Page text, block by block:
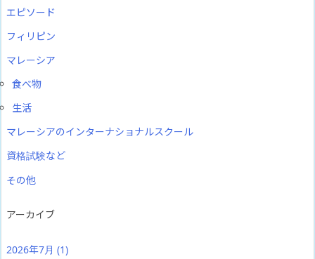
エピソード
フィリピン
マレーシア
食べ物
生活
マレーシアのインターナショナルスクール
資格試験など
その他
アーカイブ
2026年7月 (1)